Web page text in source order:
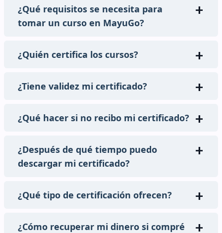
¿Qué requisitos se necesita para
tomar un curso en MayuGo?
¿Quién certifica los cursos?
¿Tiene validez mi certificado?
¿Qué hacer si no recibo mi certificado?
¿Después de qué tiempo puedo
descargar mi certificado?
¿Qué tipo de certificación ofrecen?
¿Cómo recuperar mi dinero si compré